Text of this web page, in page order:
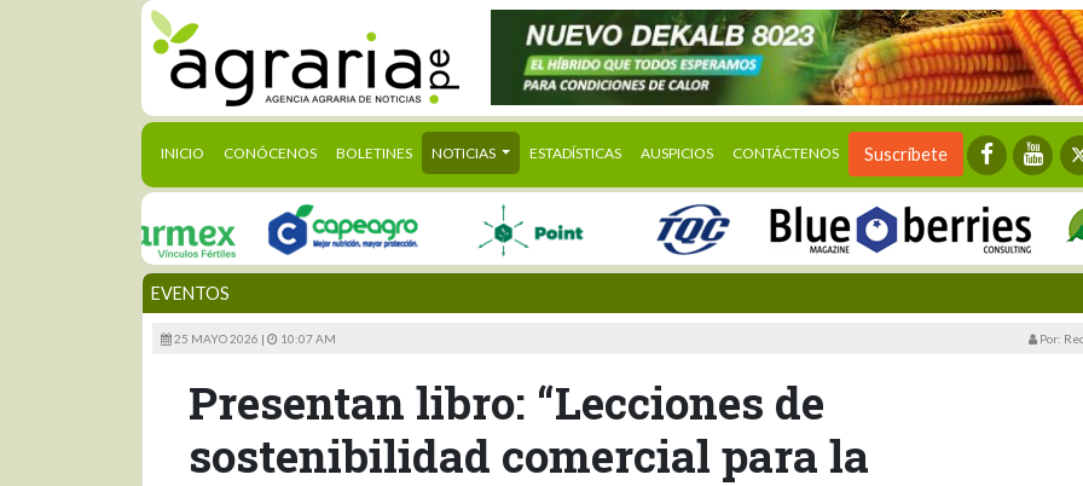
INICIO (CURRENT)
CONÓCENOS BOLETINES NOTICIAS ESTADÍSTICAS AUSPICIOS CONTÁCTENOS Suscríbete
EVENTOS
25 MAYO 2026 | 10:07 AM Por:
Presentan libro: “Lecciones de
sostenibilidad comercial para la